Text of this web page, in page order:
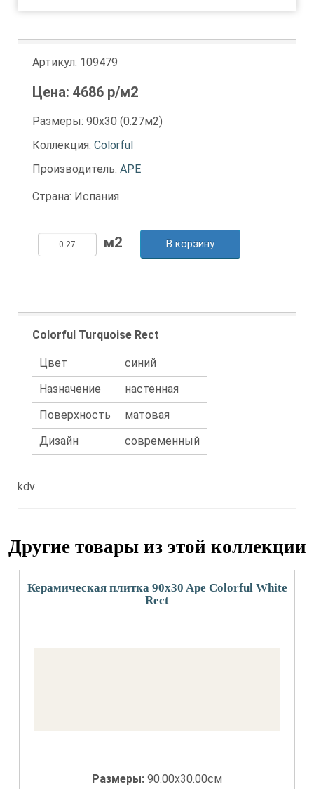
Артикул: 109479
Цена: 4686 р/м2
Размеры: 90х30 (0.27м2)
Коллекция: Colorful
Производитель: APE
Страна: Испания
В корзину
Colorful Turquoise Rect
Цвет
синий
Назначение
настенная
Поверхность
матовая
Дизайн
современный
kdv
Другие товары из этой коллекции
Керамическая плитка 90x30 Ape Colorful White
Rect
Размеры: 90.00x30.00см